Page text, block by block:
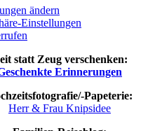
ändern
Einstellungen
statt Zeug verschenken:
Erinnerungen
Pape­te­rie:
Herr & Frau Knipsidee